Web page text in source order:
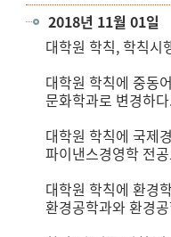
2018년 11월 01일
대학원 학칙, 학칙시
대학원 학칙에 중동
문화학과로 변경하
대학원 학칙에 국제
파이낸스경영학 전
대학원 학칙에 환경
환경공학과와 환경